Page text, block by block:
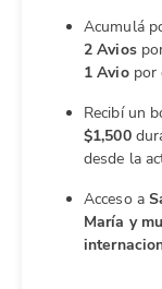
Acumulá
2 Avios
1 Aviopor
Recibí un
$1,500
desde la
Acceso a
María y